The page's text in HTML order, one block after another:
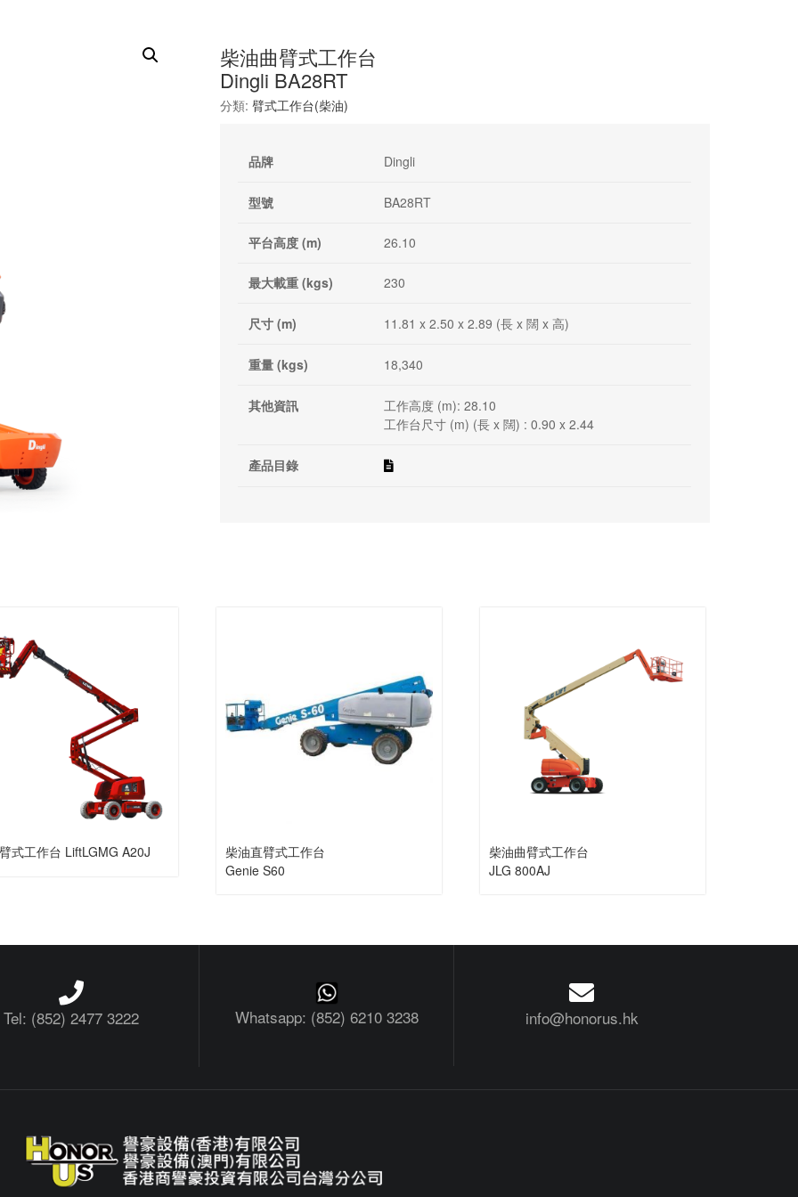
柴油曲臂式工作台
Dingli BA28RT
分類: 臂式工作台(柴油)
品牌 Dingli
型號 BA28RT
平台高度 (m) 26.10
最大載重 (kgs) 230
尺寸 (m) 11.81 x 2.50 x 2.89 (長 x 闊 x 高)
重量 (kgs) 18,340
其他資訊
工作高度 (m): 28.10
工作台尺寸 (m) (長 x 闊) : 0.90 x 2.44
產品目錄
式工作台 LiftLGMG A20J
柴油直臂式工作台
Genie S60
柴油曲臂式工作台
JLG 800AJ
Tel: (852) 2477 3222 Whatsapp: (852) 6210 3238 info@honorus.hk